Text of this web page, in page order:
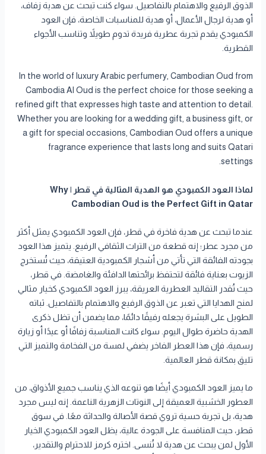
الذوق الرفيع والاهتمام بالتفاصيل. سواء كنت تبحث عن هدية زفاف،
أو هدية لرجال الأعمال، أو هدية للمناسبات الخاصة، فإن العود
الكمبودي يقدم تجربة عطرية فريدة تدوم طويلاً وتناسب الأجواء
القطرية.
In the world of luxury Arabic perfumery, Cambodian Oud from
Cambodia Al Oud is the perfect choice for those seeking a
refined gift that expresses high taste and attention to detail.
Whether you are looking for a wedding gift, a business gift, or
a gift for special occasions, Cambodian Oud offers a unique
fragrance experience that lasts long and suits Qatari
settings.
لماذا العود الكمبودي هو الهدية المثالية في قطر | Why
Cambodian Oud is the Perfect Gift in Qatar
عندما تبحث عن هدية فاخرة في قطر، فإن العود الكمبودي يمثل أكثر
من مجرد عطر؛ إنه قطعة من التراث الثقافي الرفيع. يتميز هذا العود
بجودته الفائقة التي تأتي من أشجار الكمبودية العتيقة، حيث تُستخرج
الزيوت بعناية فائقة لتحتفظ برائحتها الدافئة والغامضة. في قطر،
حيث تُقدر التقاليد العطرية العريقة، يبرز العود الكمبودي كخيار مثالي
لمنح الهدايا التي تعبر عن الذوق الرفيع والاهتمام بالتفاصيل. ثباته
الطويل على البشرة يجعله رفيقًا دائمًا، مما يضمن أن تظل ذكرى
الهدية حاضرة طوال اليوم. سواء كانت المناسبة زفافًا أو عيدًا أو زيارة
رسمية، فإن هذا العطر الفاخر يضفي لمسة من الفخامة والتميز التي
تليق بمكانة قطر العالمية.
ما يميز العود الكمبودي أيضًا هو تنوعه الذي يناسب جميع الأذواق، من
العطور الخشبية العميقة إلى النوتات الزهرية الناعمة. إنه ليس مجرد
هدية، بل تجربة حسية تروي قصة الأصالة والحداثة معًا. في سوق
قطر، حيث المنافسة على الجودة عالية، يظل العود الكمبودي الخيار
الأول لمن يبحث عن هدية لا تُنسى. اختره كرمز للاحترام والتقدير،